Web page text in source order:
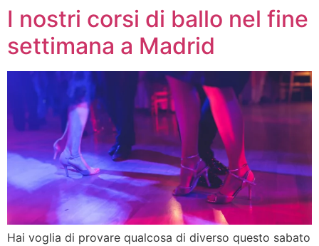
I nostri corsi di ballo nel fine
settimana a Madrid
Hai voglia di provare qualcosa di diverso questo sabato